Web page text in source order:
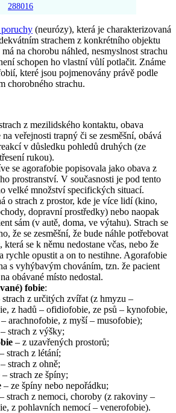
288016
(neurózy), která je charakterizovaná
strachem z konkrétního objektu
na chorobu náhled, nesmyslnost strachu
schopen ho vlastní vůlí potlačit. Známe
které jsou pojmenovány právě podle
chorobného strachu.
z mezilidského kontaktu, obava
na veřejnosti trapný či se zesměšní, obává
v důsledku pohledů druhých (ze
rukou).
se agorafobie popisovala jako obava z
prostranství. V současnosti je pod tento
velké množství specifických situací.
o strach z prostor, kde je více lidí (kino,
dopravní prostředky) nebo naopak
sám (v autě, doma, ve výtahu). Strach se
že se zesměšní, že bude náhle potřebovat
se k němu nedostane včas, nebo že
rychle opustit a on to nestihne. Agorafobie
s vyhýbavým chováním, tzn. že pacient
obávané místo nedostal.
fobie:
strach z určitých zvířat (z hmyzu –
z hadů – ofidiofobie, ze psů – kynofobie,
arachnofobie, z myší – musofobie);
– strach z výšky;
– z uzavřených prostorů;
– strach z létání;
– strach z ohně;
– strach ze špíny;
– ze špíny nebo nepořádku;
– strach z nemoci, choroby (z rakoviny –
z pohlavních nemocí – venerofobie).